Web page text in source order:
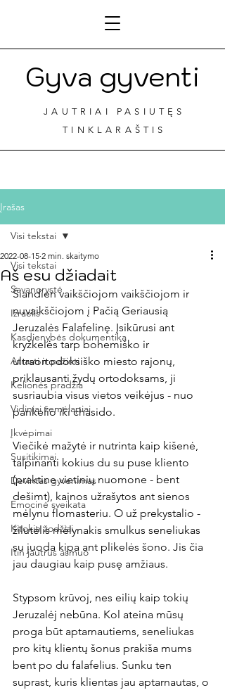
Gyva gyventi
JAUTRIAI PASIUTĘS
TINKLARAŠTIS
Įrašas
Visi tekstai
Savanorystė
Izraelis
Kasdienybės dokumentika
Atrasti ir pažinti
Kelionės pradžia
Vidiniai žemėlapiai
Įkvėpimai
Susitikimai
Devintas gyvenimas
Emocinė sveikata
Kitokie žodžiai
Itin jautrus asmuo
Visi tekstai
Aš esu džiadait
2022-08-15 2 min. skaitymo
Šiandien vaikščiojom vaikščiojom ir
nuvaikščiojom į Pačią Geriausią
Jeruzalės Falafelinę. Įsikūrusi ant
kryžkelės tarp bohemiško ir
ultraortodoksiško miesto rajonų,
priklausanti žydų ortodoksams, ji
susriaubia visus vietos veikėjus - nuo
pankelio iki chasido.
Viečikė mažytė ir nutrinta kaip kišenė,
talpinanti kokius du su puse kliento
(praktine vietinių nuomone - bent
dešimt), kainos užrašytos ant sienos
mėlynu flomasteriu. O už prekystalio -
žilutėlis mėlynakis smulkus seneliukas
su juoda kipa ant plikelės šono. Jis čia
jau daugiau kaip pusę amžiaus.
Stypsom krūvoj, nes eilių kaip tokių
Jeruzalėj nebūna. Kol ateina mūsų
proga būt aptarnautiems, seneliukas
pro kitų klientų šonus prakiša mums
bent po du falafelius. Sunku ten
suprast, kuris klientas jau aptarnautas, o